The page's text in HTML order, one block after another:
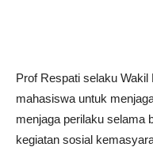
Prof Respati selaku
mahasiswa untuk
menjaga perilaku selama
kegiatan sosial